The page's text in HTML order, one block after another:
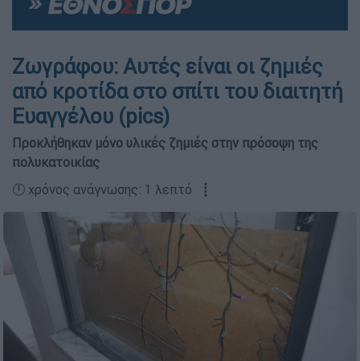
Ζωγράφου: Αυτές είναι οι ζημιές
από κροτίδα στο σπίτι του διαιτητή
Ευαγγέλου (pics)
Προκλήθηκαν μόνο υλικές ζημιές στην πρόσοψη της
πολυκατοικίας
🕛 χρόνος ανάγνωσης: 1 λεπτό ┋